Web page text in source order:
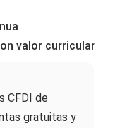
valor curricular
CFDI de
gratuitas y